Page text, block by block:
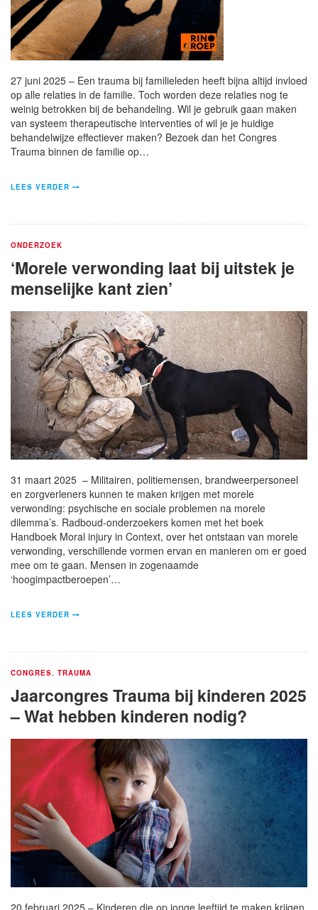
27 juni 2025 – Een trauma bij familieleden heeft bijna altijd invloed
op alle relaties in de familie. Toch worden deze relaties nog te
weinig betrokken bij de behandeling. Wil je gebruik gaan maken
van systeem therapeutische interventies of wil je je huidige
behandelwijze effectiever maken? Bezoek dan het Congres
Trauma binnen de familie op…
LEES VERDER
ONDERZOEK
‘Morele verwonding laat bij uitstek je
menselijke kant zien’
31 maart 2025 – Militairen, politiemensen, brandweerpersoneel
en zorgverleners kunnen te maken krijgen met morele
verwonding: psychische en sociale problemen na morele
dilemma’s. Radboud-onderzoekers komen met het boek
Handboek Moral injury in Context, over het ontstaan van morele
verwonding, verschillende vormen ervan en manieren om er goed
mee om te gaan. Mensen in zogenaamde
‘hoogimpactberoepen’…
LEES VERDER
CONGRES TRAUMA
Jaarcongres Trauma bij kinderen 2025
– Wat hebben kinderen nodig?
20 februari 2025 – Kinderen die op jonge leeftijd te maken krijgen